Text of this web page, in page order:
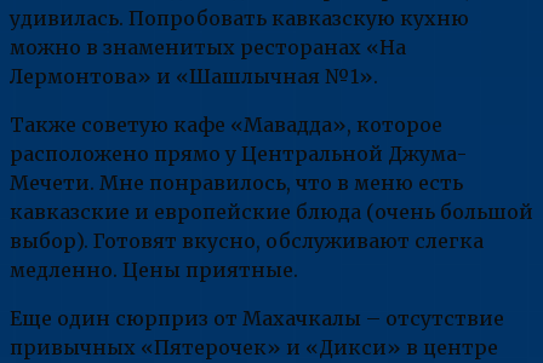
удивилась. Попробовать кавказскую кухню
можно в знаменитых ресторанах «На
Лермонтова» и «Шашлычная №1».
Также советую кафе «Мавадда», которое
расположено прямо у Центральной Джума-
Мечети. Мне понравилось, что в меню есть
кавказские и европейские блюда (очень большой
выбор). Готовят вкусно, обслуживают слегка
медленно. Цены приятные.
Еще один сюрприз от Махачкалы – отсутствие
привычных «Пятерочек» и «Дикси» в центре